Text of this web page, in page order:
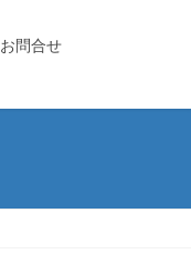
お問合せ